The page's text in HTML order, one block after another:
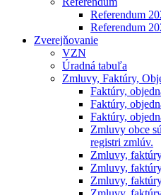
Referendum
Referendum
Zverejňovanie
VZN
Úradná tabuľa
Zmluvy, Faktúry,
Faktúry,
Faktúry,
Faktúry,
Zmluvy obce
registri zmlúv.
Zmluvy,
Zmluvy,
Zmluvy,